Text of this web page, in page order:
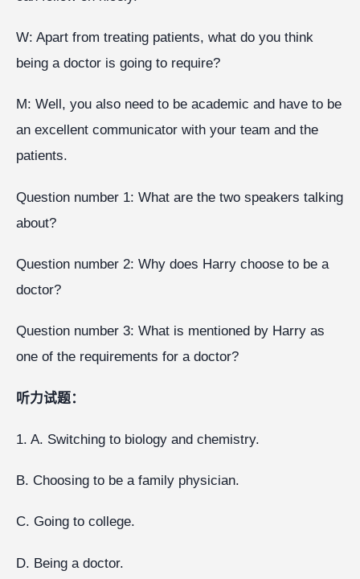
W: Apart from treating patients, what do you think
being a doctor is going to require?
M: Well, you also need to be academic and have to be
an excellent communicator with your team and the
patients.
Question number 1: What are the two speakers talking
about?
Question number 2: Why does Harry choose to be a
doctor?
Question number 3: What is mentioned by Harry as
one of the requirements for a doctor?
听力试题：
1. A. Switching to biology and chemistry.
B. Choosing to be a family physician.
C. Going to college.
D. Being a doctor.